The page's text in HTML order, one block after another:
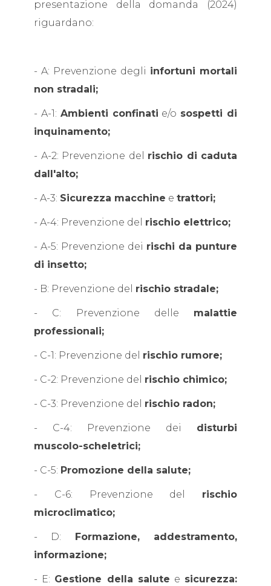
presentazione della domanda (2024)
riguardano:
- A: Prevenzione degli infortuni mortali
non stradali;
- A-1: Ambienti confinati e/o sospetti di
inquinamento;
- A-2: Prevenzione del rischio di caduta
dall'alto;
- A-3: Sicurezza macchine e trattori;
- A-4: Prevenzione del rischio elettrico;
- A-5: Prevenzione dei rischi da punture
di insetto;
- B: Prevenzione del rischio stradale;
- C: Prevenzione delle malattie
professionali;
- C-1: Prevenzione del rischio rumore;
- C-2: Prevenzione del rischio chimico;
- C-3: Prevenzione del rischio radon;
- C-4: Prevenzione dei disturbi
muscolo-scheletrici;
- C-5: Promozione della salute;
- C-6: Prevenzione del rischio
microclimatico;
- D:
Formazione, addestramento,
informazione;
- E: Gestione della salute e sicurezza: